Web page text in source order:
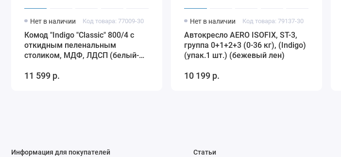
Нет в наличии Код товара: 77009-30
Комод "Indigo "Classic" 800/4 c
откидным пеленальным
столиком, МДФ, ЛДСП (белый-
11 599 р.
Нет в наличии Код товара: 79137-30
Автокресло AERO ISOFIX, ST-3,
группа 0+1+2+3 (0-36 кг), (Indigo)
(упак.1 шт.) (бежевый лен)
10 199 р.
Информация для покупателей Статьи